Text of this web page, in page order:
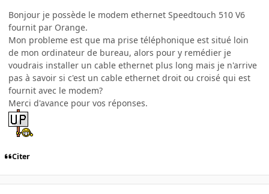
Bonjour je possède le modem ethernet Speedtouch 510 V6
fournit par Orange.
Mon probleme est que ma prise téléphonique est situé loin
de mon ordinateur de bureau, alors pour y remédier je
voudrais installer un cable ethernet plus long mais je n'arrive
pas à savoir si c'est un cable ethernet droit ou croisé qui est
fournit avec le modem?
Merci d'avance pour vos réponses.
Citer